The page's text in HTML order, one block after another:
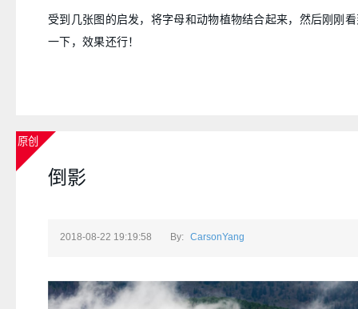
受到几张图的启发，将字母和动物植物结合起来，然后刚刚
一下，效果还行！
原创
倒影
2018-08-22 19:19:58 By: CarsonYang